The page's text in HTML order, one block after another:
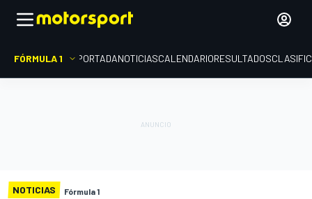
FÓRMULA 1 PORTADANOTICIASCALENDARIORESULTADOS
NOTICIAS Fórmula 1